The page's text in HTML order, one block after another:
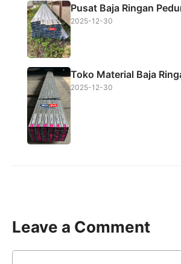
Pusat Baja Ringan
2025-12-30
Toko Material Baja
2025-12-30
Leave a Comment
Comment